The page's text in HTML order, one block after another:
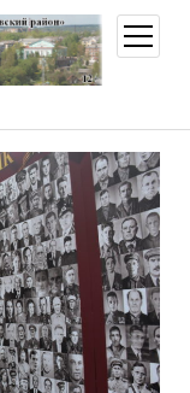
меню